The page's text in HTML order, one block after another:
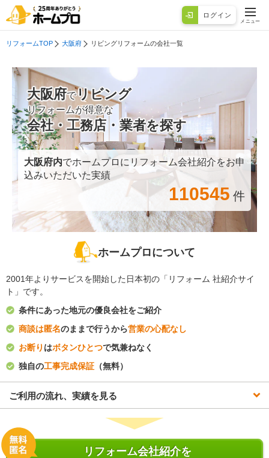
ログイン
メニュー
リフォームTOP 大阪府 リビングリフォームの会社一覧
大阪府でリビング
リフォームが得意な
会社・工務店・業者を探す
大阪府内でホームプロにリフォーム会社紹介をお申
込みいただいた実績
110545 件
ホームプロについて
2001年よりサービスを開始した日本初の「リフォーム 社紹介サイ
ト」です。
条件にあった地元の優良会社をご紹介
商談は匿名のままで行うから営業の心配なし
お断り はボタンひとつで気兼ねなく
独自の工事完成保証 （無料）
ご利用の流れ、実績を見る
リフォーム会社紹介を